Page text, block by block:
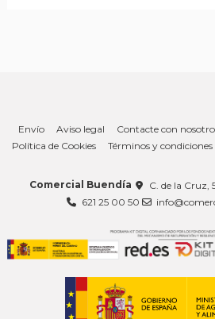
Envío Aviso legal Contacte con
Política de Cookies
Términos y
Comercial Buendía
C. de la Cruz,
621 25 00 50